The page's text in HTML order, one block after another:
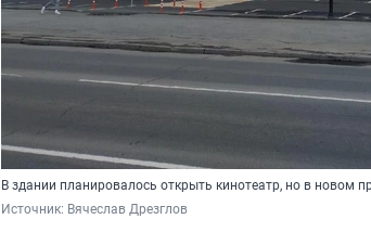
В здании планировалось открыть кинотеатр, но в новом
Источник: Вячеслав Дрезглов